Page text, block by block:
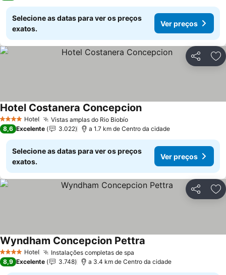
Selecione as datas para ver os preços
exatos.
Ver preços
Partilhar
4 EstrelasHotel Vistas amplas do Rio BiobíoVer preços
Hotel Costanera ConcepcionVer preços
8,6 Excelente 3.022 a 1.7 km de Centro da cidade
Selecione as datas para ver os preços
exatos.
Ver preços
Partilhar
4 EstrelasHotel Instalações completas de spa
Wyndham Concepcion Pettra
8,9 Excelente 3.748 a 3.4 km de Centro da cidade